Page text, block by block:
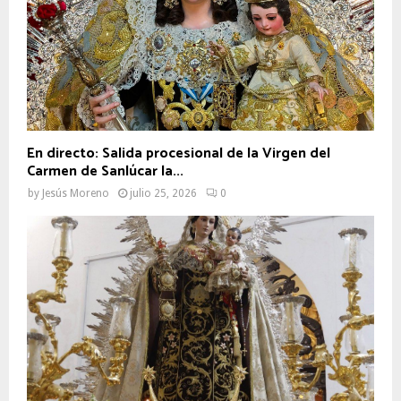
En directo: Salida procesional de la Virgen del
Carmen de Sanlúcar la...
by Jesús Moreno julio 25, 2026 0